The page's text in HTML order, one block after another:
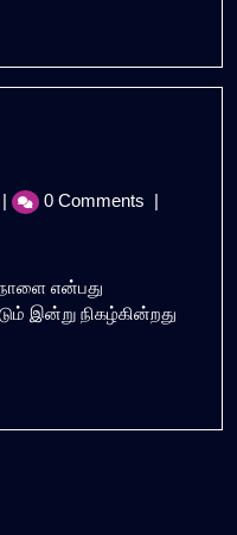
புரிய
முயலாதே
| 0 Comments |
என்பது
இன்று நிகழ்கின்றது